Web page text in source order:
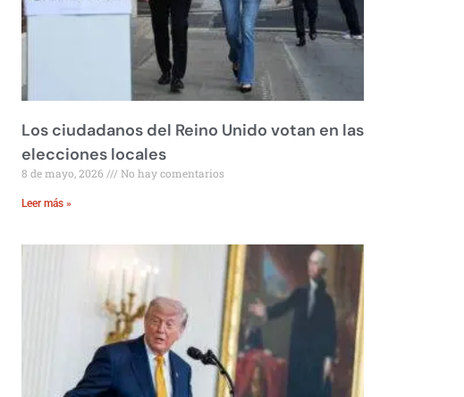
Los ciudadanos del Reino Unido votan en las
elecciones locales
8 de mayo, 2026 No hay comentarios
Leer más »